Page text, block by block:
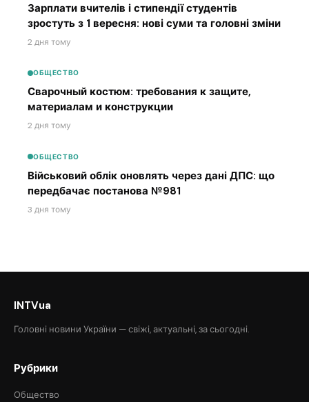
Зарплати вчителів і стипендії студентів
зростуть з 1 вересня: нові суми та головні зміни
2 дня тому
ОБЩЕСТВО
Сварочный костюм: требования к защите,
материалам и конструкции
2 дня тому
ОБЩЕСТВО
Військовий облік оновлять через дані ДПС: що
передбачає постанова №981
3 дня тому
INTVua
Головні новини України — свіжі, актуальні, за сьогодні.
Рубрики
Общество